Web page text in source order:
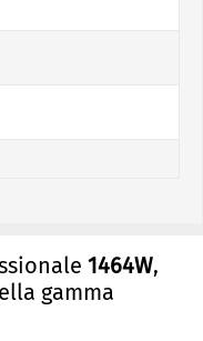
1464W,
gamma